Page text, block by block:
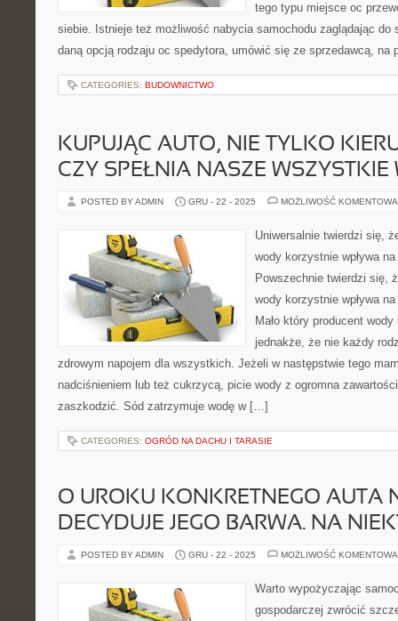
tego typu miejsce oc
siebie. Istnieje też możliwość nabycia samochodu zaglądając do
daną opcją rodzaju oc spedytora, umówić się ze sprzedawcą,
CATEGORIES: BUDOWNICTWO
KUPUJĄC AUTO, NIE TYLKO
CZY SPEŁNIA NASZE
POSTED BY ADMIN GRU - 22 - 2025 MOŻLIWOŚĆ
Uniwersalnie twierdzi się,
wody korzystnie wpływa
Powszechnie twierdzi się,
wody korzystnie wpływa
Mało który producent
jednakże, że nie każdy
zdrowym napojem dla wszystkich. Jeżeli w następstwie tego
nadciśnieniem lub też cukrzycą, picie wody z ogromna
zaszkodzić. Sód zatrzymuje wodę w […]
CATEGORIES: OGRÓD NA DACHU I TARASIE
O UROKU KONKRETNEGO AUTA
DECYDUJE JEGO BARWA. NA
POSTED BY ADMIN GRU - 22 - 2025 MOŻLIWOŚĆ
Warto wypożyczając
gospodarczej zwrócić